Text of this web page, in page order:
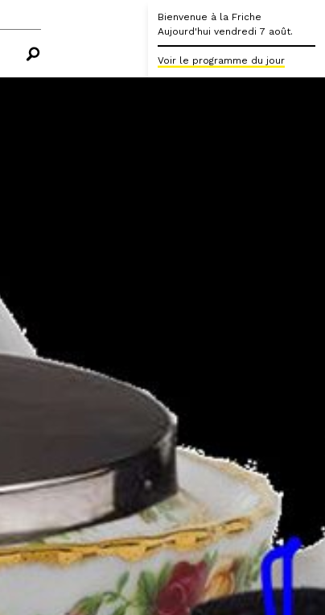
Bienvenue à la Friche
Aujourd'hui vendredi 7 août.
Voir le programme du jour